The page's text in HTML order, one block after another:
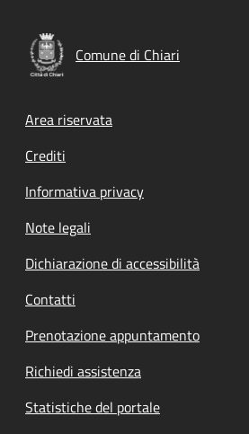
Comune di Chiari
Footer menu
Area riservata
Crediti
Informativa privacy
Note legali
Dichiarazione di accessibilità
Contatti
Prenotazione appuntamento
Richiedi assistenza
Statistiche del portale